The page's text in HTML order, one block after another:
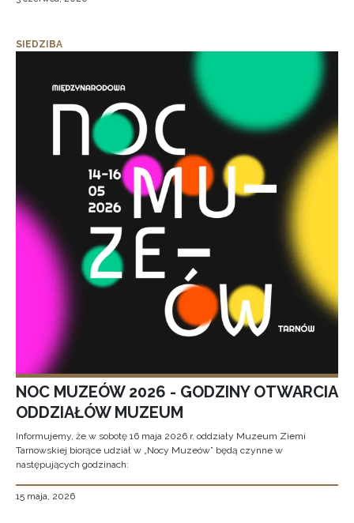
SIEDZIBA
NOC MUZEÓW 2026 - GODZINY OTWARCIA
ODDZIAŁÓW MUZEUM
Informujemy, że w sobotę 16 maja 2026 r. oddziały Muzeum Ziemi
Tarnowskiej biorące udział w „Nocy Muzeów” będą czynne w
następujących godzinach:
15 maja, 2026